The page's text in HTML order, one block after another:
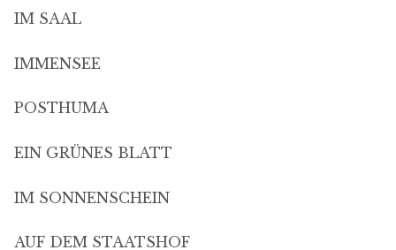
IM SAAL
IMMENSEE
POSTHUMA
EIN GRÜNES BLATT
IM SONNENSCHEIN
AUF DEM STAATSHOF